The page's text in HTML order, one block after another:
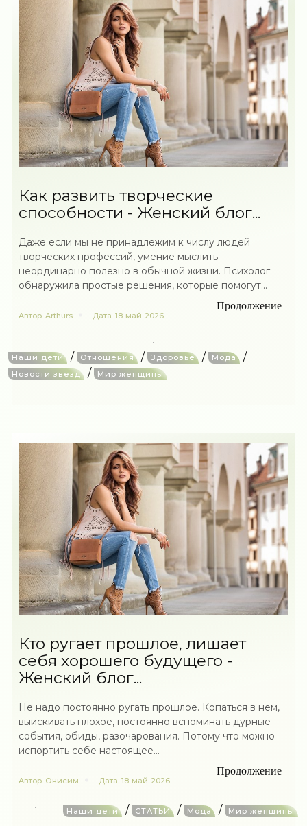
Как развить творческие
способности - Женский блог...
Даже если мы не принадлежим к числу людей
творческих профессий, умение мыслить
неординарно полезно в обычной жизни. Психолог
обнаружила простые решения, которые помогут...
Продолжение
Автор Arthurs Дата 18-май-2026
Наши дети / Отношения / Здоровье / Мода /
Новости звезд / Мир женщины
Кто ругает прошлое, лишает
себя хорошего будущего -
Женский блог...
Не надо постоянно ругать прошлое. Копаться в нем,
выискивать плохое, постоянно вспоминать дурные
события, обиды, разочарования. Потому что можно
испортить себе настоящее...
Продолжение
Автор Онисим Дата 18-май-2026
Наши дети / СТАТЬИ / Мода / Мир женщины